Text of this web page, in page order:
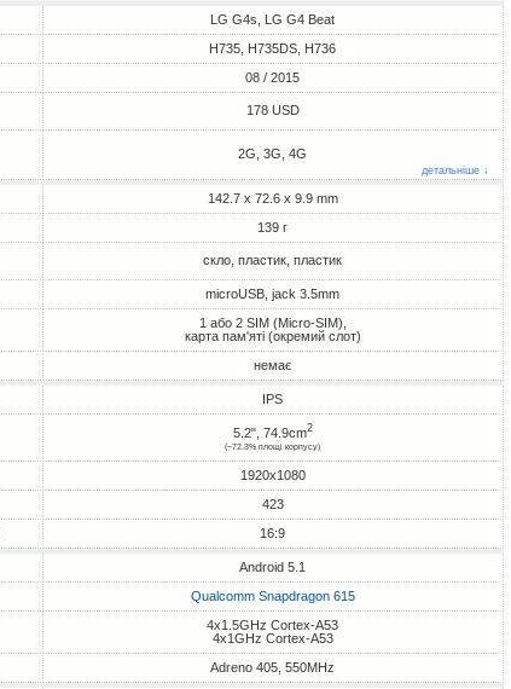
LG G4s, LG G4 Beat
H735, H735DS, H736
08 / 2015
178 USD
2G, 3G, 4G
детальніше ↓
142.7 x 72.6 x 9.9 mm
139 г
скло, пластик, пластик
microUSB, jack 3.5mm
1 або 2 SIM (Micro-SIM),
карта пам'яті (окремий слот)
немає
IPS
5.2", 74.9cm2
(~72.3% площі корпусу)
1920x1080
423
16:9
Android 5.1
Qualcomm Snapdragon 615
4x1.5GHz Cortex-A53
4x1GHz Cortex-A53
Adreno 405, 550MHz